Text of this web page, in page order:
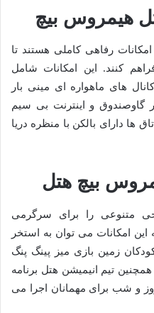
هیمروس بیچ
رفاهی کاملی هستند تا
کنند. این امکانات شامل
های ماهواره ای مینی بار
و اینترنت بی سیم
ها دارای بالکن با منظره دریا
بیچ هتل
متنوعی را برای سرگرمی
این امکانات می توان به استخر
زمین بازی میز پینگ پنگ
تیم انیمیشن هتل برنامه
و شب برای مهمانان اجرا می